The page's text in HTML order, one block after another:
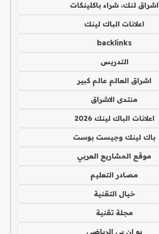
اشراق لنك، شراء باكلينكات
اعلانات الباك لينك
backlinks
التدريس
اشراق العالم عالم كبير
منتدى الاشراق
اعلانات الباك لينك 2026
باك لينك وجيست بوست
موقع المشاريع العربي
مصادر التعليم
خيال التقنية
مجلة تقنية
يو ان بي الرياضي